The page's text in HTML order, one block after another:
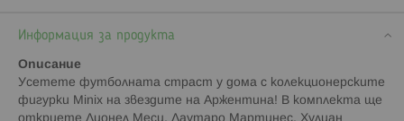
Информация за продукта
Описание
Усетете футболната страст у дома с колекционерските
фигурки Minix на звездите на Аржентина! В комплекта ще
откриете Лионел Меси, Лаутаро Мартинес, Хулиан